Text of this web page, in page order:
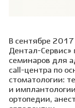
В сентябре
Дентал-Сервис»
семинаров для
call-центра по
стоматологии:
и
ортопедии,